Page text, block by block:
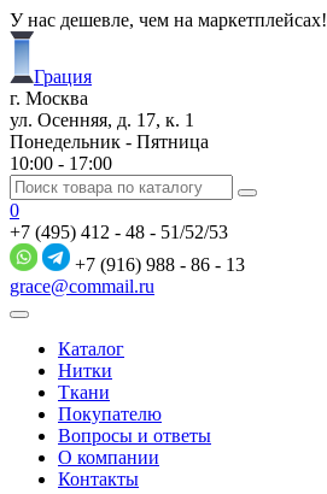
У нас дешевле, чем на маркетплейсах!
Грация
г. Москва
ул. Осенняя, д. 17, к. 1
Понедельник - Пятница
10:00 - 17:00
0
+7 (495) 412 - 48 - 51/52/53
+7 (916) 988 - 86 - 13
grace@commail.ru
Каталог
Нитки
Ткани
Покупателю
Вопросы и ответы
О компании
Контакты